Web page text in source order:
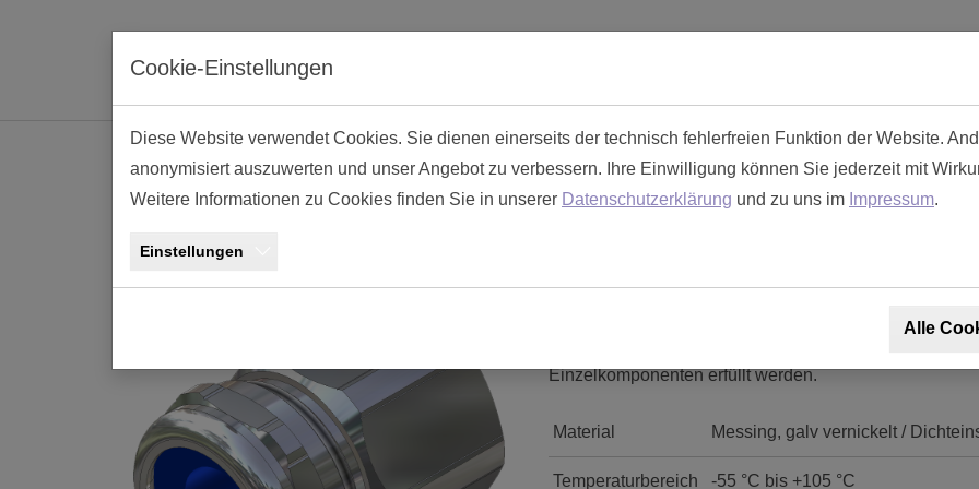
Kabelverschraubung Komplett Set Metall Gr.
SD18
Das Komplett-Set umfasst das Endgehäuse, den
Einzelkomponenten erfüllt werden.
Material Messing, galv vernickelt /
Temperaturbereich -55 °C bis +105 °C
Cookie-Einstellungen
Diese Website verwendet Cookies. Sie dienen einerseits der technisch fehlerfreien Funktion der Website.
anonymisiert auszuwerten und unser Angebot zu verbessern. Ihre Einwilligung können Sie jederzeit mit
Weitere Informationen zu Cookies finden Sie in unserer Datenschutzerklärung und zu uns im Impressum.
Einstellungen
Alle